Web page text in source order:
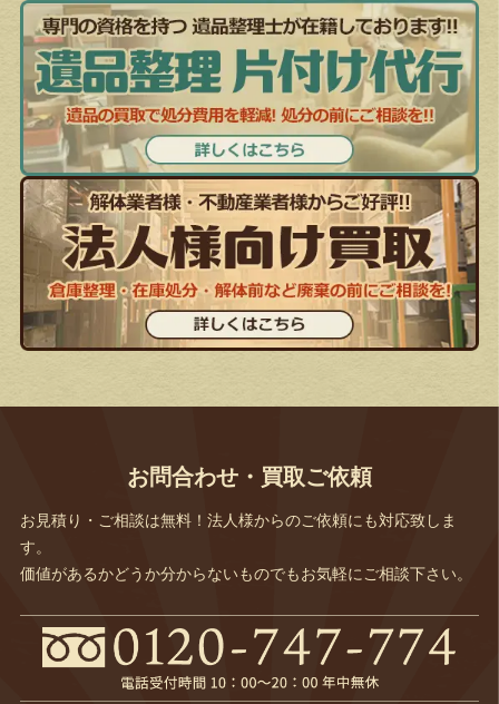
お問合わせ・買取ご依頼
お見積り・ご相談は無料！法人様からのご依頼にも対応致しま
す。
価値があるかどうか分からないものでもお気軽にご相談下さい。